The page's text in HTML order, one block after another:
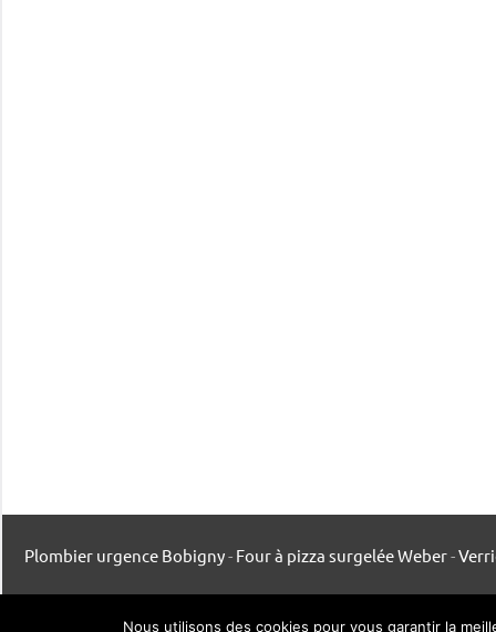
Plombier urgence Bobigny- Four à pizza surgelée Weber-
Nous utilisons des cookies pour vous garantir la